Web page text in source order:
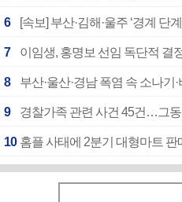
6 [속보] 부산·김해·울주 ‘경계 단
7 이임생, 홍명보 선임 독단적
8 부산·울산·경남 폭염 속 소나
9 경찰가족 관련 사건 45건…그
10 홈플 사태에 2분기 대형마트